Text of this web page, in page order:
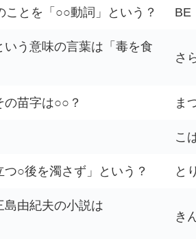
ことを「○○動詞」という？ BE
う意味の言葉は「毒を食
さ
苗字は○○？ ま
こ
つ○後を濁さず」という？ とり
島由紀夫の小説は
き